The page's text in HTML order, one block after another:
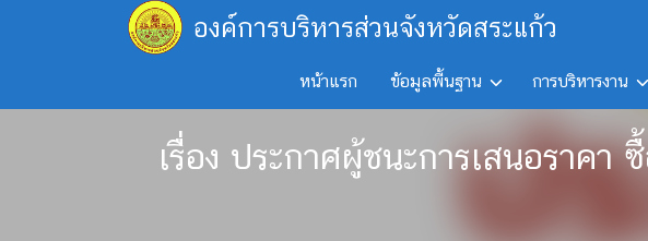
องค์การบริหารส่วนจังหวัดสระแก้ว
หน้าแรก ข้อมูลพื้นฐาน การบริหารงาน
เรื่อง ประกาศผู้ชนะการเสนอราคา